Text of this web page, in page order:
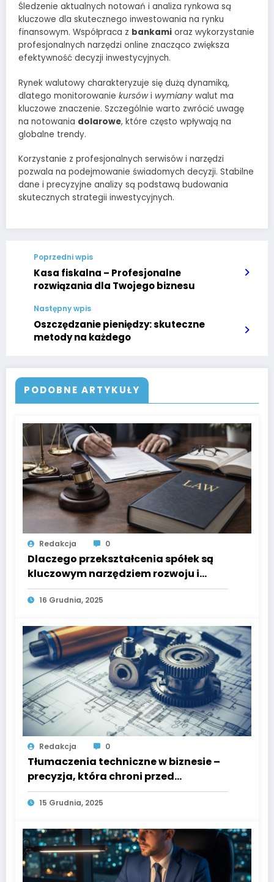
Śledzenie aktualnych notowań i analiza rynkowa są
kluczowe dla skutecznego inwestowania na rynku
finansowym. Współpraca z bankami oraz wykorzystanie
profesjonalnych narzędzi online znacząco zwiększa
efektywność decyzji inwestycyjnych.
Rynek walutowy charakteryzuje się dużą dynamiką,
dlatego monitorowanie kursówi wymiany walut ma
kluczowe znaczenie. Szczególnie warto zwrócić uwagę
na notowania dolarowe, które często wpływają na
globalne trendy.
Korzystanie z profesjonalnych serwisów i narzędzi
pozwala na podejmowanie świadomych decyzji. Stabilne
dane i precyzyjne analizy są podstawą budowania
skutecznych strategii inwestycyjnych.
Poprzedni wpis
Kasa fiskalna – Profesjonalne
rozwiązania dla Twojego biznesu
Następny wpis
Oszczędzanie pieniędzy: skuteczne
metody na każdego
PODOBNE ARTYKUŁY
Redakcja 0
Dlaczego przekształcenia spółek są
kluczowym narzędziem rozwoju i
zabezpieczenia biznesu?
16 Grudnia, 2025
Redakcja 0
Tłumaczenia techniczne w biznesie –
precyzja, która chroni przed
kosztownymi pomyłkami
15 Grudnia, 2025